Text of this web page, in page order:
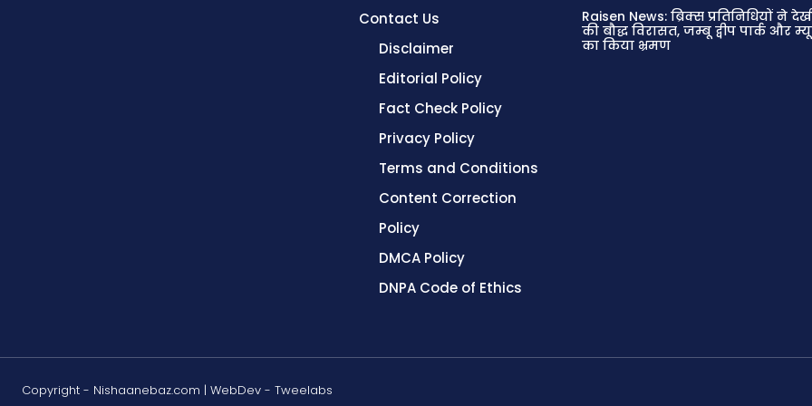
Contact Us
Disclaimer
Editorial Policy
Fact Check Policy
Privacy Policy
Terms and Conditions
Content Correction
Policy
DMCA Policy
DNPA Code of Ethics
Raisen News: ब्रिक्स प्रतिनिधियों ने
की बौद्ध विरासत, जम्बू द्वीप पार्क और
का किया भ्रमण
Copyright - Nishaanebaz.com | WebDev - Tweelabs